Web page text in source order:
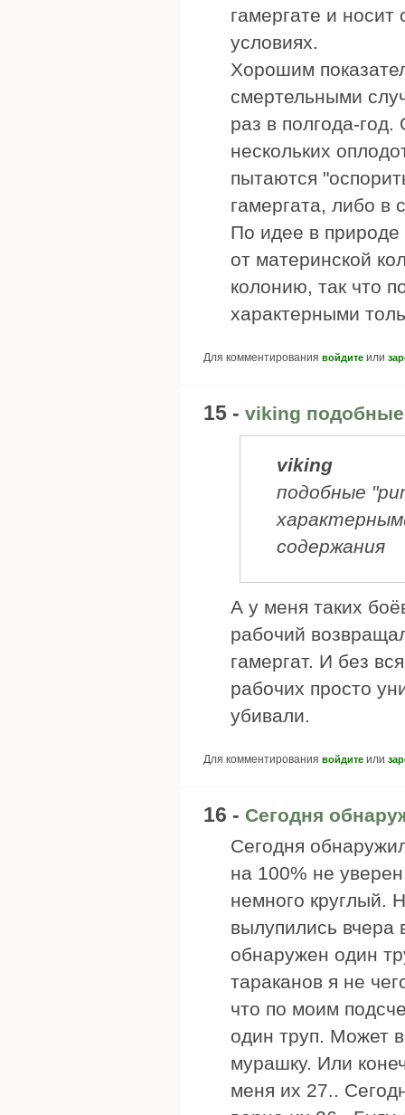
гамергате и
условиях.
Хорошим
смертельными
раз в полгода-
нескольких
пытаются
гамергата, либо в
По идее в природе
от материнской
колонию, так что
характерными
Для комментирования войдите или
15 - viking
viking
подобные
содержания
А у меня таких
рабочий
гамергат. И без
рабочих просто
убивали.
Для комментирования войдите или
16 - Сегодня
Сегодня
на 100% не
немного круглый.
вылупились вчера
обнаружен один
тараканов я не
что по моим
один труп. Может
мурашку. Или
меня их 27..